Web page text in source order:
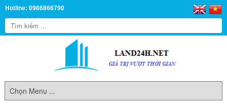
Hotline: 0986866790